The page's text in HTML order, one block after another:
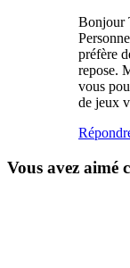
Bonjour
préfère
repose.
vous
de jeux
Vous avez aimé